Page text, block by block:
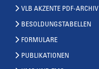
VLB AKZENTE PDF-ARCHIV
BESOLDUNGSTABELLEN
FORMULARE
PUBLIKATIONEN